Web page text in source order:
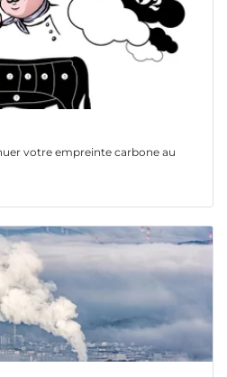
votre empreinte carbone au